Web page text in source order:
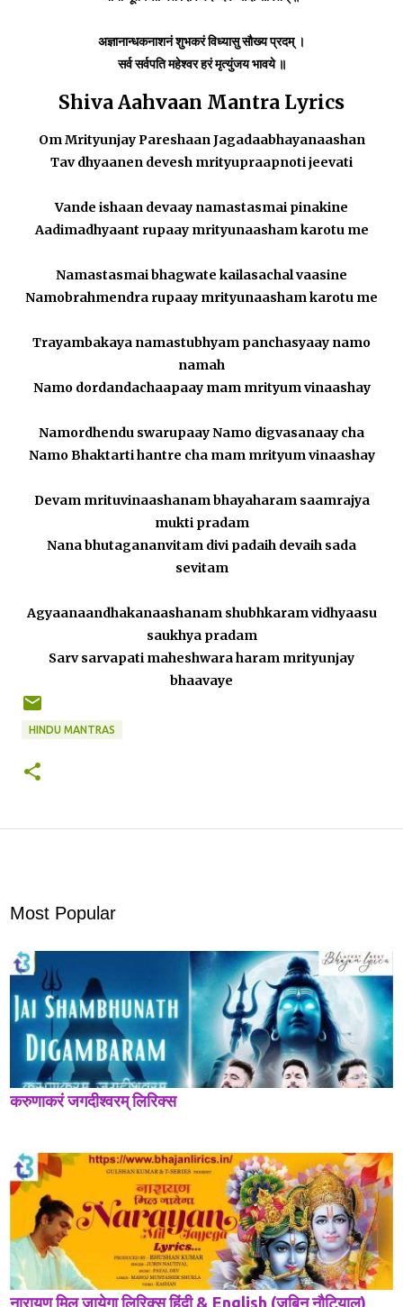
अज्ञानान्धकनाशनं शुभकरं विध्यासु सौख्य प्रदम् ।
सर्व सर्वपति महेश्वर हरं मृत्युंजय भावये ॥
Shiva Aahvaan Mantra Lyrics
Om Mrityunjay Pareshaan Jagadaabhayanaashan
Tav dhyaanen devesh mrityupraapnoti jeevati
Vande ishaan devaay namastasmai pinakine
Aadimadhyaant rupaay mrityunaasham karotu me
Namastasmai bhagwate kailasachal vaasine
Namobrahmendra rupaay mrityunaasham karotu me
Trayambakaya namastubhyam panchasyaay namo
namah
Namo dordandachaapaay mam mrityum vinaashay
Namordhendu swarupaay Namo digvasanaay cha
Namo Bhaktarti hantre cha mam mrityum vinaashay
Devam mrituvinaashanam bhayaharam saamrajya
mukti pradam
Nana bhutagananvitam divi padaih devaih sada
sevitam
Agyaanaandhakanaashanam shubhkaram vidhyaasu
saukhya pradam
Sarv sarvapati maheshwara haram mrityunjay
bhaavaye
HINDU MANTRAS
Most Popular
करुणाकरं जगदीश्वरम् लिरिक्स
नारायण मिल जायेगा लिरिक्स हिंदी & English (जुबिन नौटियाल)